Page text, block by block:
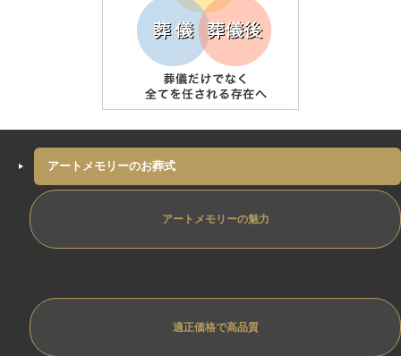
アートメモリーのお葬式
アートメモリーの魅力
適正価格で高品質